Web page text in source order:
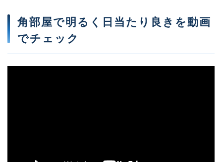
角部屋で明るく日当たり良きを動画
でチェック